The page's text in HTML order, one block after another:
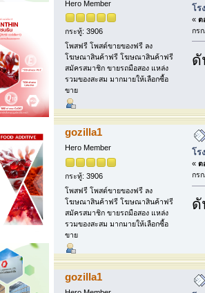
Hero Member
กระทู้: 3906
โพสฟรี โพสต์ขายของฟรี ลง
โฆษณาสินค้าฟรี โฆษณาสินค้าฟรี
สมัครสมาชิก ขายรถมือสอง แหล่ง
รวมของสะสม มากมายให้เลือกซื้อ
ขาย
โร
« ต
กร
ดั
gozilla1
Hero Member
กระทู้: 3906
โพสฟรี โพสต์ขายของฟรี ลง
โฆษณาสินค้าฟรี โฆษณาสินค้าฟรี
สมัครสมาชิก ขายรถมือสอง แหล่ง
รวมของสะสม มากมายให้เลือกซื้อ
ขาย
โร
« ต
กร
ดั
gozilla1